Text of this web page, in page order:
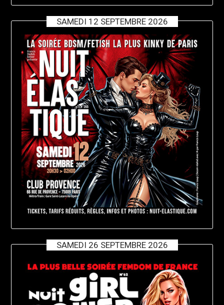
SAMEDI 12 SEPTEMBRE 2026
SAMEDI 26 SEPTEMBRE 2026